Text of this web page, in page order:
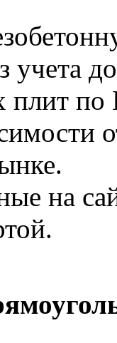
плит
на